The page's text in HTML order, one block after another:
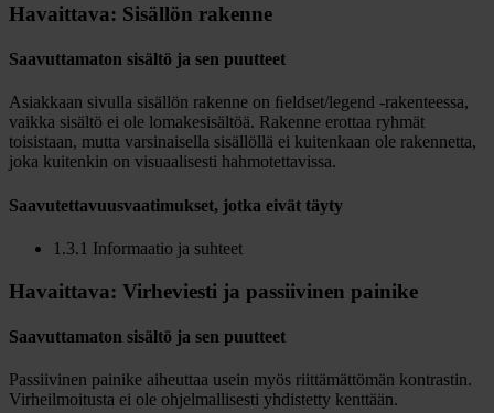
Havaittava: Sisällön rakenne
Saavuttamaton sisältö ja sen puutteet
Asiakkaan sivulla sisällön rakenne on ﬁeldset/legend -rakenteessa,
vaikka sisältö ei ole lomakesisältöä. Rakenne erottaa ryhmät
toisistaan, mutta varsinaisella sisällöllä ei kuitenkaan ole rakennetta,
joka kuitenkin on visuaalisesti hahmotettavissa.
Saavutettavuusvaatimukset, jotka eivät täyty
1.3.1 Informaatio ja suhteet
Havaittava: Virheviesti ja passiivinen painike
Saavuttamaton sisältö ja sen puutteet
Passiivinen painike aiheuttaa usein myös riittämättömän kontrastin.
Virheilmoitusta ei ole ohjelmallisesti yhdistetty kenttään.